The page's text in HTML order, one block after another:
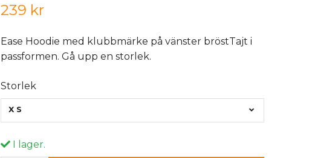
239 kr
Ease Hoodie med klubbmärke på vänster bröstTajt i
passformen. Gå upp en storlek.
Storlek
XS
I lager.